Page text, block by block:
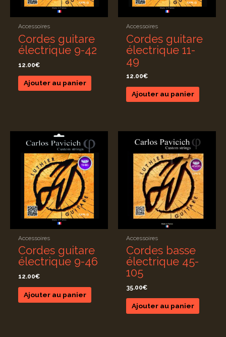
Accessoires
Cordes guitare
électrique 9-42
12.00€
Ajouter au panier
Accessoires
Cordes guitare
électrique 11-
49
12.00€
Ajouter au panier
Accessoires
Cordes guitare
électrique 9-46
12.00€
Ajouter au panier
Accessoires
Cordes basse
électrique 45-
105
35.00€
Ajouter au panier